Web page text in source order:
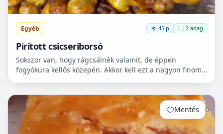
Egyéb 45 p 🍽️ 2 adag
Pirított csicseriborsó
Sokszor van, hogy rágcsálnék valamit, de éppen
fogyókura kellős közepén. Akkor kell ezt a nagyon finom
Mentés 0